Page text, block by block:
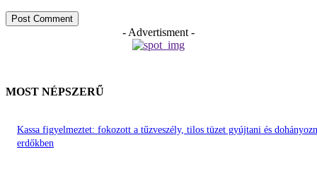
- Advertisment -
MOST NÉPSZERŰ
Kassa figyelmeztet: fokozott a tűzveszély, tilos tüzet gyújtani és
erdőkben